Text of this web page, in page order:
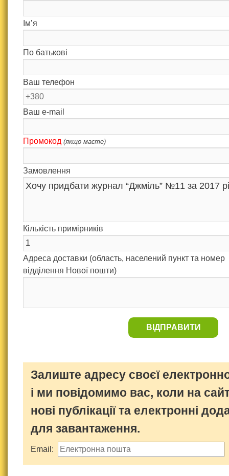
Ім’я
По батькові
Ваш телефон
Ваш e-mail
Промокод (якщо маєте)
Замовлення
Кількість примірників
Адреса доставки (область, населений пункт та номер
відділення Нової пошти)
ВІДПРАВИТИ
Залиште адресу своєї
і ми повідомимо вас, коли на
нові публікації та електронні
для завантаження.
Email: